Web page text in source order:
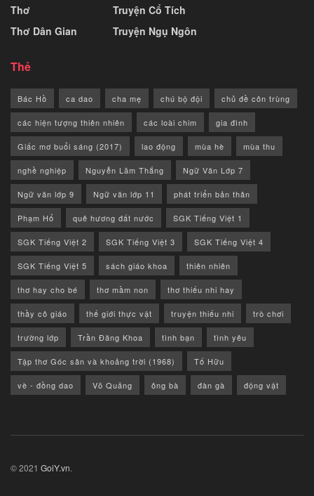
Thơ
Thơ Dân Gian
Truyện Cổ Tích
Truyện Ngụ Ngôn
Thẻ
Bác Hồ ca dao cha mẹ chú bộ đội chủ đề côn trùng
các hiện tượng thiên nhiên các loài chim gia đình
Giấc mơ buổi sáng (2017) lao động mùa hè mùa thu
nghề nghiệp Nguyễn Lãm Thắng Ngữ Văn Lớp 7
Ngữ văn lớp 9 Ngữ văn lớp 11 phát triển bản thân
Phạm Hổ quê hương đất nước SGK Tiếng Việt 1
SGK Tiếng Việt 2 SGK Tiếng Việt 3 SGK Tiếng Việt 4
SGK Tiếng Việt 5 sách giáo khoa thiên nhiên
thơ hay cho bé thơ mầm non thơ thiếu nhi hay
thầy cô giáo thế giới thực vật truyện thiếu nhi trò chơi
trường lớp Trần Đăng Khoa tình bạn tình yêu
Tập thơ Góc sân và khoảng trời (1968) Tố Hữu
vè - đồng dao Võ Quảng ông bà đàn gà động vật
© 2021 GoiY.vn.